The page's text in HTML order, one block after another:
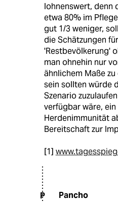
lohnenswert, denn
etwa 80% im
gut 1/3 weniger,
die Schätzungen
'Restbevölkerung'
man ohnehin nur
ähnlichem Maße
sein sollten würde
Szenario
verfügbar wäre,
Herdenimmunität
Bereitschaft zur
[1]
P Pancho